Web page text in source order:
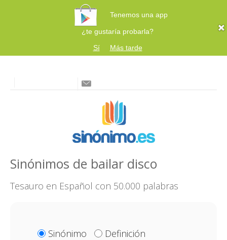
Tenemos una app
¿te gustaría probarla?
Sí
Más tarde
Sinónimos de bailar disco
Tesauro en Español con 50.000 palabras
Sinónimo
Definición